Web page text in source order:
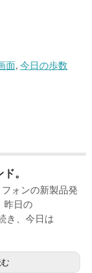
面, 今日の歩数
。
ォンの新製品発
昨日の
き、今日は